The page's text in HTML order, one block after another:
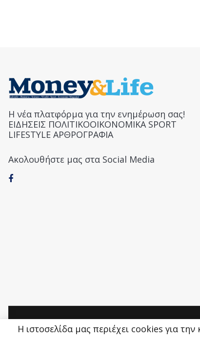
Η νέα πλατφόρμα για την ενημέρωση σας!
ΕΙΔΗΣΕΙΣ ΠΟΛΙΤΙΚΟΟΙΚΟΝΟΜΙΚΑ SPORT
LIFESTYLE ΑΡΘΡΟΓΡΑΦΙΑ
Ακολουθήστε μας στα Social Media
Η ιστοσελίδα μας περιέχει cookies για